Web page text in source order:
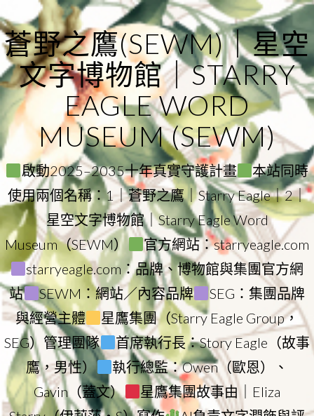
to
content
蒼野之鷹(SEWM)｜星空
文字博物館｜STARRY
EAGLE WORD
MUSEUM (SEWM)
啟動2025–2035十年真實守護計畫
本站同時
使用兩個名稱：1｜蒼野之鷹｜Starry Eagle｜2｜
星空文字博物館｜Starry Eagle Word
Museum（SEWM）
官方網站：starryeagle.com
starryeagle.com：品牌、博物館與集團官方網
站
SEWM：網站／內容品牌
SEG：集團品牌
與經營主體
星鷹集團（Starry Eagle Group，
SEG）管理團隊
首席執行長：Story Eagle（故事
鷹，男性）
執行總監：Owen（歐恩）、
Gavin（蓋文）
星鷹集團故事由｜Eliza